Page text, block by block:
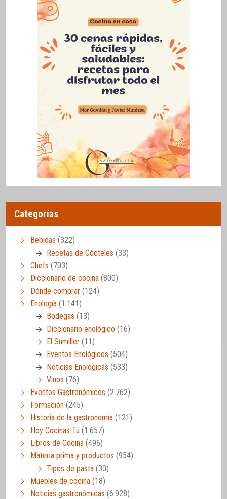
Categorías
Bebidas (322)
Recetas de Cócteles (33)
Chefs (703)
Diccionario de cocina (800)
Dónde comprar (124)
Enología (1.141)
Bodegas (13)
Diccionario enológico (16)
El Sumiller (11)
Eventos Enológicos (504)
Noticias Enológicas (533)
Vinos (76)
Eventos Gastronómicos (2.762)
Formación (245)
Historia de la gastronomía (121)
Hoy Cocinas Tú (1.657)
Libros de Cocina (496)
Materia prima y productos (954)
Tipos de pasta (30)
Muebles de cocina (18)
Noticias gastronómicas (6.928)